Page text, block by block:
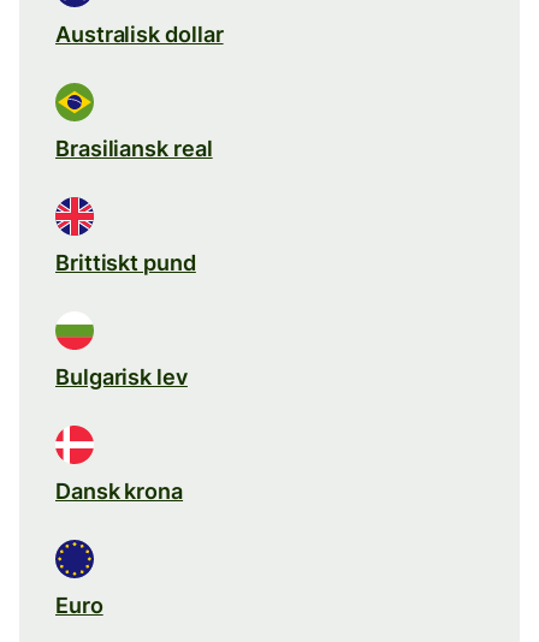
Australisk dollar
Brasiliansk real
Brittiskt pund
Bulgarisk lev
Dansk krona
Euro